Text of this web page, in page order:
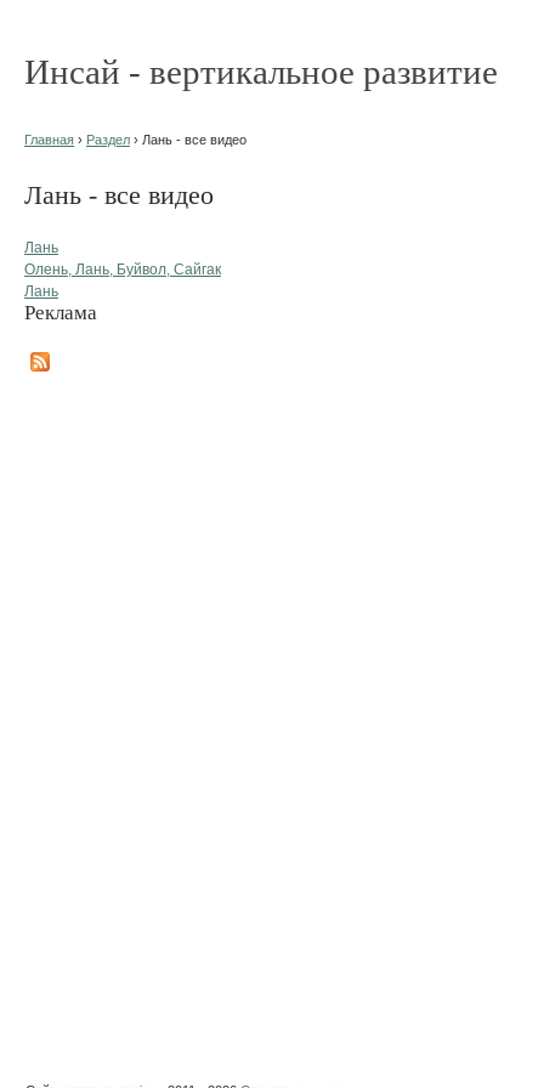
Инсай - вертикальное развитие
Главная › Раздел › Лань - все видео
Лань - все видео
Лань
Олень, Лань, Буйвол, Сайгак
Лань
Реклама